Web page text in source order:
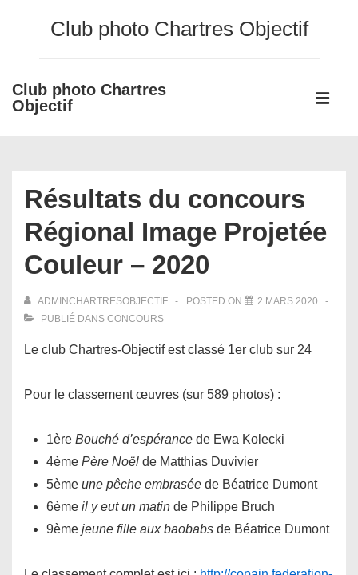
principal
Club photo Chartres Objectif
Club photo Chartres
Objectif
Main
Résultats du concours
Régional Image Projetée
Couleur – 2020
ADMINCHARTRESOBJECTIF POSTED ON
2 MARS 2020
PUBLIÉ DANS CONCOURS
Le club Chartres-Objectif est classé 1er club sur 24
Pour le classement œuvres (sur 589 photos) :
1ère Bouché d’espérance de Ewa Kolecki
4ème Père Noël de Matthias Duvivier
5ème une pêche embrasée de Béatrice Dumont
6ème il y eut un matin de Philippe Bruch
9ème jeune fille aux baobabs de Béatrice Dumont